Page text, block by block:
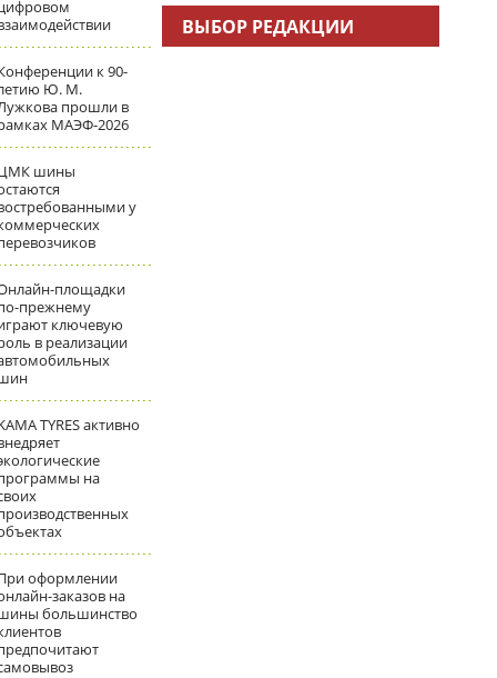
к 90-
Ю. М.
прошли в
МАЭФ-2026
шины
у
площадки
прежнему
ключевую
в реализации
TYRES активно
на
оформлении
заказов на
большинство
ВЫБОР РЕДАКЦИИ